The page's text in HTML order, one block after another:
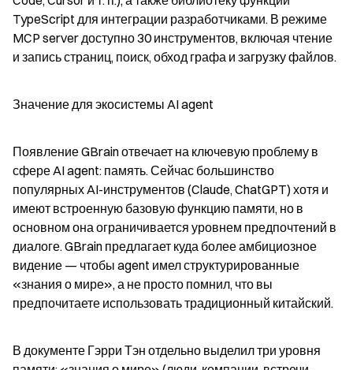
TypeScript для интеграции разработчиками. В режиме
MCP server доступно 30 инструментов, включая чтение
и запись страниц, поиск, обход графа и загрузку файлов.
Значение для экосистемы AI agent
Появление GBrain отвечает на ключевую проблему в
сфере AI agent: память. Сейчас большинство
популярных AI-инструментов (Claude, ChatGPT) хотя и
имеют встроенную базовую функцию памяти, но в
основном она ограничивается уровнем предпочтений в
диалоге. GBrain предлагает куда более амбициозное
видение — чтобы agent имел структурированные
«знания о мире», а не просто помнил, что вы
предпочитаете использовать традиционный китайский.
В документе Гэрри Тэн отдельно выделил три уровня